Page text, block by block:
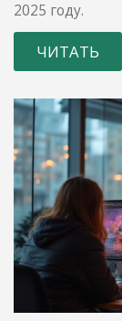
2025 году.
ЧИТАТЬ